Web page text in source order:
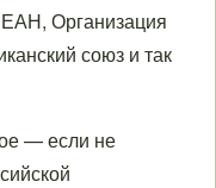
Организация
союз и так
— если не